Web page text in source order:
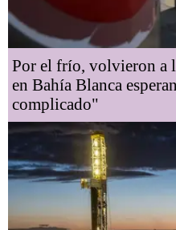
Por el frío, volvieron a
en Bahía Blanca
complicado"